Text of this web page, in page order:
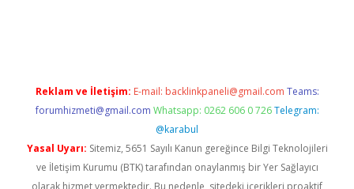
Reklam ve İletişim: E-mail: backlinkpaneli@gmail.com Teams:
forumhizmeti@gmail.com Whatsapp: 0262 606 0 726 Telegram:
@karabul
Yasal Uyarı: Sitemiz, 5651 Sayılı Kanun gereğince Bilgi Teknolojileri
ve İletişim Kurumu (BTK) tarafından onaylanmış bir Yer Sağlayıcı
olarak hizmet vermektedir. Bu nedenle, sitedeki içerikleri proaktif